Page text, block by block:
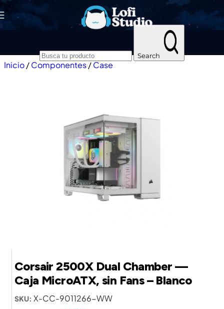
Skip to navigation Skip to main content
Search
Inicio/Componentes/Case
Corsair 2500X Dual Chamber —
Caja MicroATX, sin Fans – Blanco
SKU: X-CC-9011266-WW